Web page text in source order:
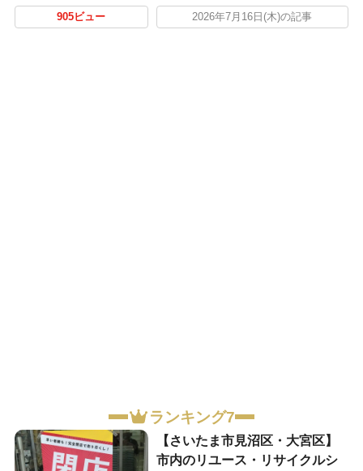
905ビュー 2026年7月16日(木)の記事
ランキング7
【さいたま市見沼区・大宮区】
市内のリユース・リサイクルシ